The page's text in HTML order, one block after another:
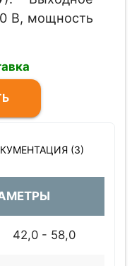
В, мощность
(3)
42,0 - 58,0